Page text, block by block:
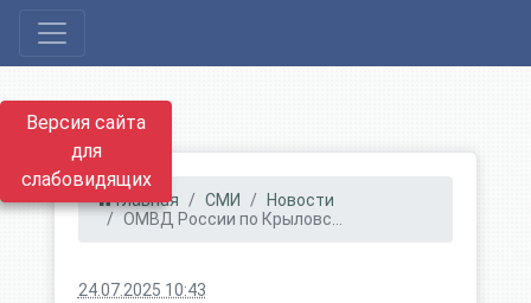
Версия сайта
для
слабовидящих
Главная СМИ
Новости
ОМВД России по Крыловс...
24.07.2025 10:43